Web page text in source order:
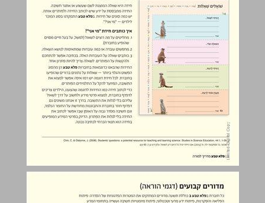
מדורים קבועים (דגמי הוראה) ... 9